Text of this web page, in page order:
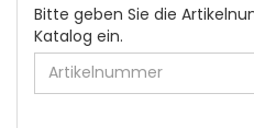
BITTE
GEBEN
SIE
DIE
ARTIKELNUMMER
Bitte geben Sie die
Katalog ein.